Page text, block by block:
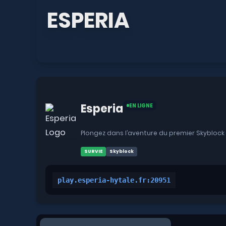
ESPERIA
Esperia EN LIGNE
Plongez dans l’aventure du premier Skyblock
SURVIE Skyblock
play.esperia-hytale.fr:20951